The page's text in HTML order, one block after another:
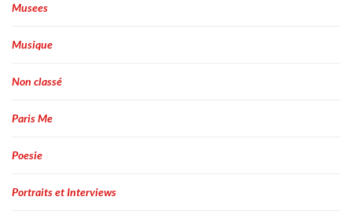
Musees
Musique
Non classé
Paris Me
Poesie
Portraits et Interviews